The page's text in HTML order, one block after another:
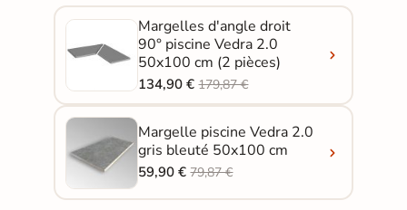
Margelles d'angle droit
90° piscine Vedra 2.0
50x100 cm (2 pièces)
134,90 €179,87 €
Margelle piscine Vedra 2.0
gris bleuté 50x100 cm
59,90 €79,87 €